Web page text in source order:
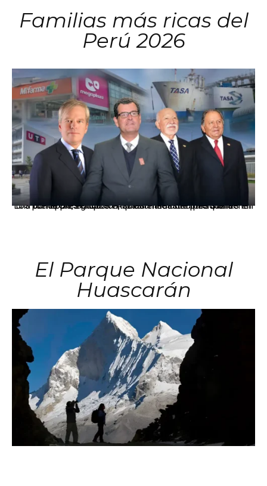
Familias más ricas del
Perú 2026
Los principales grupos empresariales del país mantienen una fuerte presencia en Áncash mediante inversiones en comercio, educación, salud e industria pesquera.
El Parque Nacional
Huascarán